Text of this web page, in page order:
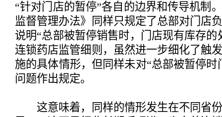
“针对门店的暂停”各自的边界和传导机制
监督管理办法》同样只规定了总部对门店
说明“总部被暂停销售时，门店现有库存
连锁药店监管细则，虽然进一步细化了触
施的具体情形，但同样未对“总部被暂停
问题作出规定。
这意味着，同样的情形发生在不同省份